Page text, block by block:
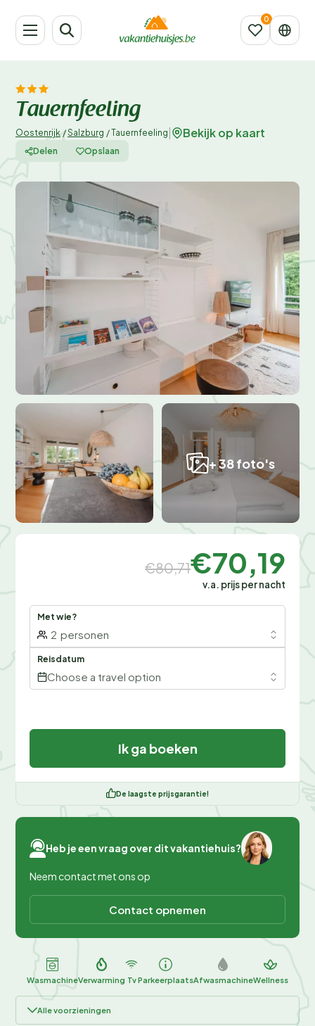
Tauernfeeling
Oostenrijk /Salzburg /Tauernfeeling Bekijk op kaart
Delen Opslaan
+ 38 foto's
€80,71€70,19
v.a. prijs per nacht
Met wie?
2 personen
Reisdatum
Choose a travel option
Ik ga boeken
De laagste prijsgarantie!
Heb je een vraag over dit vakantiehuis?
Neem contact met ons op
Contact opnemen
WasmachineVerwarming TvParkeerplaatsAfwasmachineWellness
Alle voorzieningen